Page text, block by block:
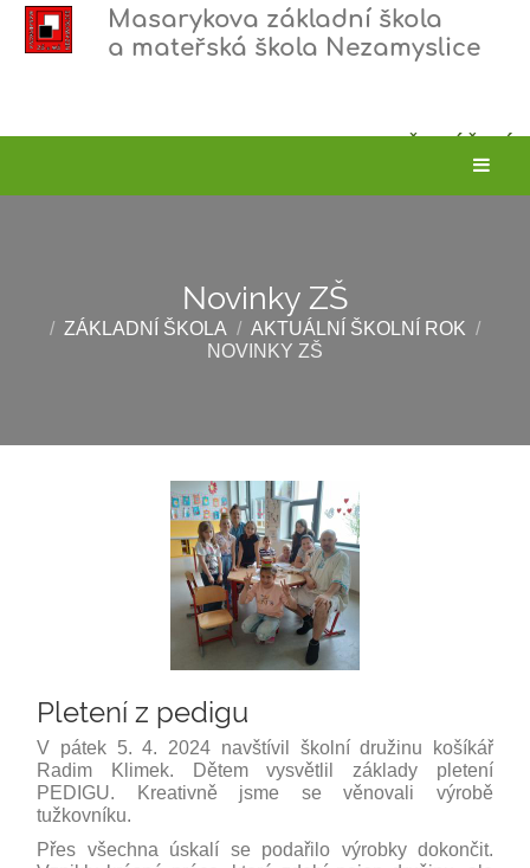
Masarykova základní škola
a mateřská škola Nezamyslice
Novinky ZŠ
/ ZÁKLADNÍ ŠKOLA / AKTUÁLNÍ ŠKOLNÍ ROK /
NOVINKY ZŠ
Pletení z pedigu
V pátek 5. 4. 2024 navštívil školní družinu košíkář
Radim Klimek. Dětem vysvětlil základy pletení
PEDIGU. Kreativně jsme se věnovali výrobě
tužkovníku.
Přes všechna úskalí se podařilo výrobky dokončit.